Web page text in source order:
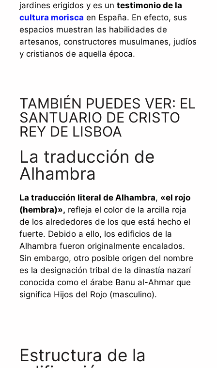
jardines erigidos y es un testimonio de la
cultura morisca en España. En efecto, sus
espacios muestran las habilidades de
artesanos, constructores musulmanes, judíos
y cristianos de aquella época.
TAMBIÉN PUEDES VER: EL
SANTUARIO DE CRISTO
REY DE LISBOA
La traducción de
Alhambra
La traducción literal de Alhambra, «el rojo
(hembra)», refleja el color de la arcilla roja
de los alrededores de los que está hecho el
fuerte. Debido a ello, los edificios de la
Alhambra fueron originalmente encalados.
Sin embargo, otro posible origen del nombre
es la designación tribal de la dinastía nazarí
conocida como el árabe Banu al-Ahmar que
significa Hijos del Rojo (masculino).
Estructura de la